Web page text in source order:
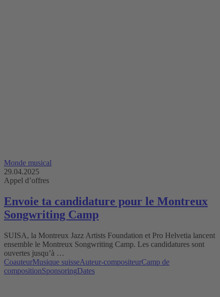
Monde musical
29.04.2025
Appel d’offres
Envoie ta candidature pour le Montreux
Songwriting Camp
SUISA, la Montreux Jazz Artists Foundation et Pro Helvetia lancent
ensemble le Montreux Songwriting Camp. Les candidatures sont
ouvertes jusqu’à …
CoauteurMusique suisseAuteur-compositeurCamp de
compositionSponsoringDates